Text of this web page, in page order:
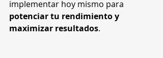
implementar hoy mismo para
potenciar tu rendimiento y
maximizar resultados.